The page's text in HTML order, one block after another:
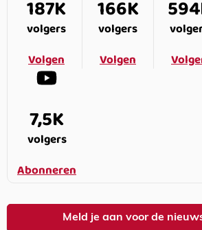
187K
volgers
Volgen
166K
volgers
Volgen
7,5K
volgers
Abonneren
Meld je aan voor de